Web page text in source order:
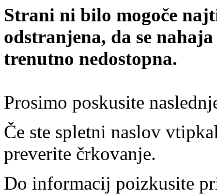
Strani ni bilo mogoče
odstranjena, da se
trenutno nedostopna.
Prosimo poskusite
Če ste spletni naslov
preverite črkovanje.
Do informacij poizkusite